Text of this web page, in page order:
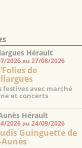
Hérault
2026 au 27/08/2026
de
festives avec marché
et concerts
Hérault
2026 au 24/09/2026
Guinguette de